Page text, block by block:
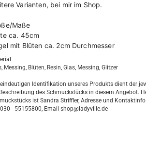
Varianten, bei mir im Shop.
Maße
ca. 45cm
mit Blüten ca. 2cm Durchmesser
Messing, Blüten, Resin, Glas, Messing, Glitzer
Identifikation unseres Produkts dient der
des Schmuckstücks in diesem Angebot.
ist Sandra Striffler, Adresse und
- 55155800, Email shop@ladyville.de